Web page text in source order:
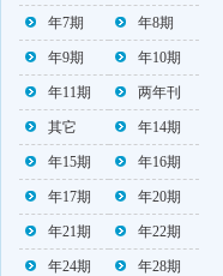
年7期 年8期
年9期 年10期
年11期 两年刊
其它 年14期
年15期 年16期
年17期 年20期
年21期 年22期
年24期 年28期